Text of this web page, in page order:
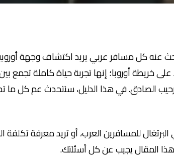
عنه كل مسافر عربي يريد اكتشاف وجهة
خريطة أوروبا؛ إنها تجربة حياة كاملة تجمع بين
الصادق. في هذا الدليل، سنتحدث عم كل ما
للمسافرين العرب، أو تريد معرفة تكلفة
المقال يجيب عن كل أسئلتك.